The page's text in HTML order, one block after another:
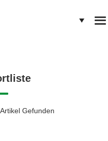
Gefunden